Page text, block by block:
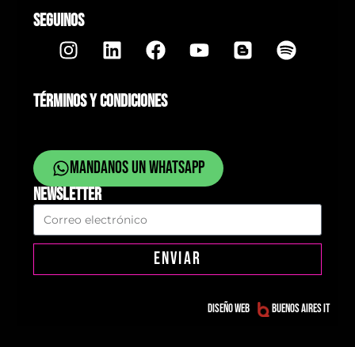
SEGUINOS
TÉRMINOS Y CONDICIONES
Mandanos un whatsapp
NEWSLETTER
ENVIAR
Diseño web Buenos Aires IT